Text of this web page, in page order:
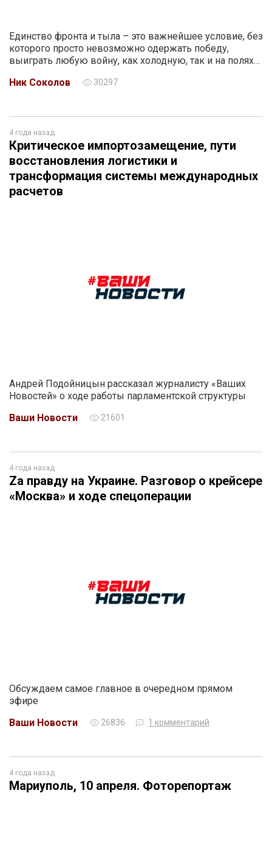
Единство фронта и тыла – это важнейшее условие, без
которого просто невозможно одержать победу,
выиграть любую войну, как холодную, так и на полях…
Ник Соколов
30297
4 года назад
Критическое импортозамещение, пути
восстановления логистики и
трансформация системы международных
расчетов
Андрей Подойницын рассказал журналисту «Ваших
Новостей» о ходе работы парламентской структуры
Ваши Новости
21601
4 года назад
Za правду на Украине. Разговор о крейсере
«Москва» и ходе спецоперации
Обсуждаем самое главное в очередном прямом
эфире
Ваши Новости
26836 1 комментарий
4 года назад
Мариуполь, 10 апреля. Фоторепортаж